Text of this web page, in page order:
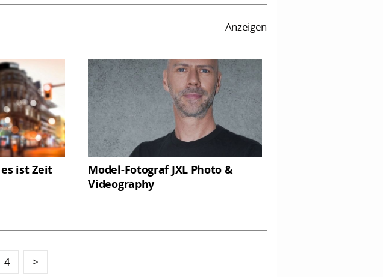
Anzeigen
es ist Zeit
Model-Fotograf JXL Photo &
Videography
4 >